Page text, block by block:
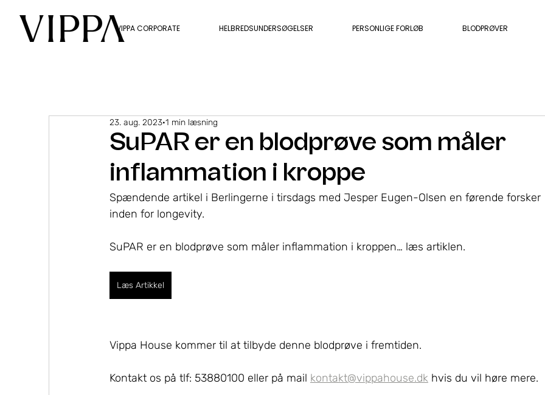
VIPPA CORPORATE HELBREDSUNDERSØGELSER PERSONLIGE FORLØB BLODPRØVER
SuPAR er en blodprøve som måler
inflammation i kroppe
23. aug. 2023 1 min læsning
Spændende artikel i Berlingerne i tirsdags med Jesper Eugen-Olsen en førende forsker
inden for longevity.
SuPAR er en blodprøve som måler inflammation i kroppen… læs artiklen.
Læs Artikkel
Vippa House kommer til at tilbyde denne blodprøve i fremtiden.
Kontakt os på tlf: 53880100 eller på mail kontakt@vippahouse.dk hvis du vil høre mere.